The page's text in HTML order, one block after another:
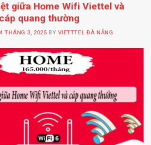
giữa Home Wifi Viettel và
cáp quang thường
4 THÁNG 3, 2025 BY VIETTTEL ĐÀ NẴNG